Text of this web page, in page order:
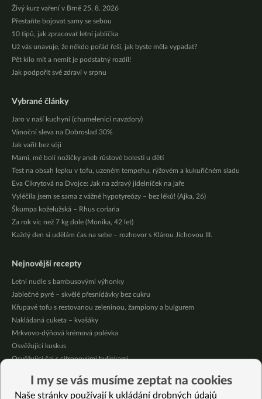
Živý kurz vaření v Brně 25. 8. 2026
Přestaňte bojovat samy se sebou
10 tipů, jak zpracovat letní jablíčka
Už vás unavuje, že někdo pořád řeší, jak byste měla vypadat?
Pět kilo mít a nemít je podstatný rozdíl!
Jak podpořit své zdraví v srpnu
Vybrané články
Jaro v naší kuchyni (chumelenici navzdory)
Vánoční sleva na Dobroslad 30%
Jak vařit bez sóji
Mami, mě bolí nožičky aneb růstové bolesti u dětí
Test na obsah lepku v tofu, uzeném tempehu, rýžovém a kukuřičném sladu
Eva Cikrytová na Dvojce: Jak na zdravý jídelníček na jaře
Vyléčila jsem se sama z vážné hypotyreózy – bez léků! (Ajka, 26)
Škumpa koželužská – Rhus coriaria
Za rok víc než 7 kg dole (Monika, 42 let)
Každý den si udělám čas na sebe – rozhovor s Klárou Jíchovou III.
Nejnovější recepty
Letní nudle s bambusovými výhonky
Jablečné pyré – skvělé přesnídávky bez cukru
Křupavé tofu s restovanou zeleninou, žampiony a bulgurem
Nakládaná cuketa – kvašáky
Mrkvovo-dýňová krémová polévka
Osvěžující kuskus
Osvěžující čaj s citronovými bylinkami
Čokoládové muffiny s mangovým krémem
Meruňky a jablka v citrónovém želé
I my se vás musíme zeptat na cookies
Naše stránky používají k ukládání drobných údajů